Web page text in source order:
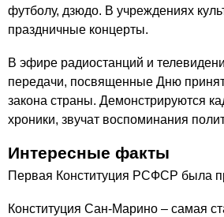
футболу, дзюдо. В учреждениях
праздничные концерты.
В эфире радиостанций и
передачи, посвященные Дню
закона страны. Демонстрируются
хроники, звучат воспоминания
Интересные факты
Первая Конституция РСФСР была
Конституция Сан-Марино – самая